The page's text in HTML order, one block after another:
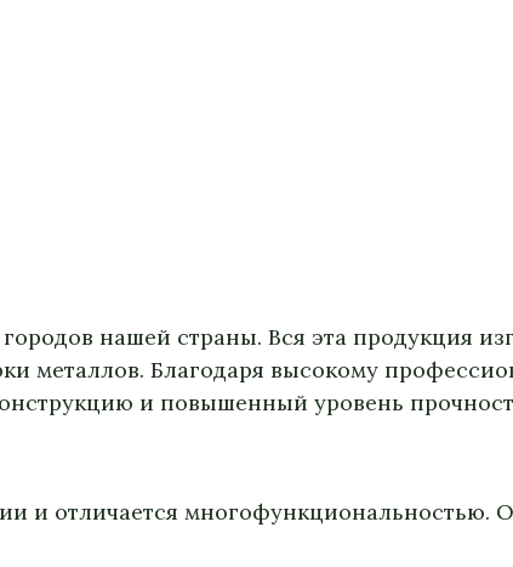
нашей страны. Вся эта продукция
металлов. Благодаря высокому
и повышенный уровень
и отличается многофункциональностью.